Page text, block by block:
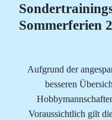
Sommerferien
Aufgrund der
besseren
Voraussichtlich gilt